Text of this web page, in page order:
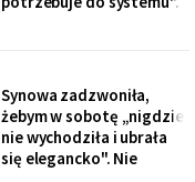
ustawiona."
tysiące, na moje dane.
Wnuk płakał, że odda.
Córka na to: „tylko
nigdzie nie zgłaszaj,
chcesz mu zniszczyć
Synowa zadzwoniła,
żebym w sobotę „nigdzie
nie wychodziła i ubrała
się elegancko". Nie